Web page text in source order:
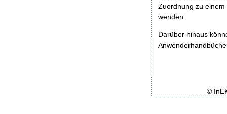
Zuordnung zu
wenden.
Darüber hinaus
©